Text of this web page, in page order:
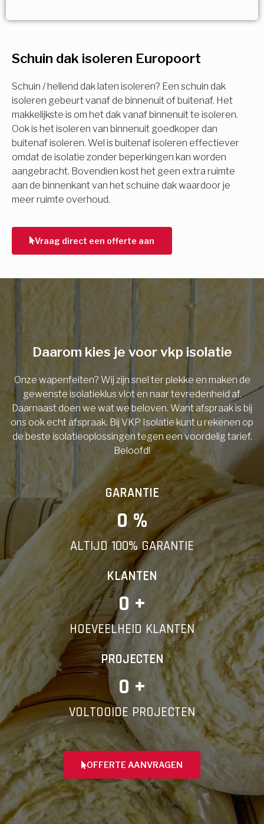
Schuin dak isoleren Europoort
Schuin / hellend dak laten isoleren? Een schuin dak
isoleren gebeurt vanaf de binnenuit of buitenaf. Het
makkelijkste is om het dak vanaf binnenuit te isoleren.
Ook is het isoleren van binnenuit goedkoper dan
buitenaf isoleren. Wel is buitenaf isoleren effectiever
omdat de isolatie zonder beperkingen kan worden
aangebracht. Bovendien kost het geen extra ruimte
aan de binnenkant van het schuine dak waardoor je
meer ruimte overhoud.
Vraag direct een offerte aan
Meerdere keuzes mogelijk
Isolatiemaatregel
Spouwisolatie
Vloerisolatie
Dakisolatie
Gevelisolatie
Vorige Volgende
subsidie!
Vul uw gegevens in en ontvang nu direct uw
berekening per mail.
Voornaam
Telefoonnummer
Vorige
Daarom kies je voor vkp isolatie
Onze wapenfeiten? Wij zijn snel ter plekke en maken de
gewenste isolatieklus vlot en naar tevredenheid af.
Daarnaast doen we wat we beloven. Want afspraak is bij
ons ook echt afspraak. Bij VKP Isolatie kunt u rekenen op
de beste isolatieoplossingen tegen een voordelig tarief.
Beloofd!
GARANTIE
0 %
ALTIJD 100% GARANTIE
KLANTEN
0 +
HOEVEELHEID KLANTEN
PROJECTEN
0 +
VOLTOOIDE PROJECTEN
OFFERTE AANVRAGEN